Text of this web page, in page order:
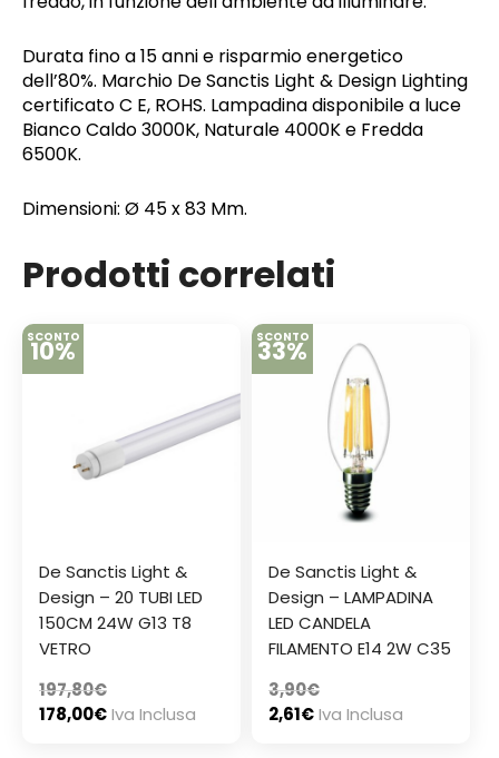
Durata fino a 15 anni e risparmio energetico
dell’80%. Marchio De Sanctis Light & Design Lighting
certificato C E, ROHS. Lampadina disponibile a luce
Bianco Caldo 3000K, Naturale 4000K e Fredda
6500K.
Dimensioni: Ø 45 x 83 Mm.
Prodotti correlati
SCONTO
10%
De Sanctis Light &
Design – 20 TUBI LED
150CM 24W G13 T8
VETRO
197,80€
178,00€Iva Inclusa
SCONTO
33%
De Sanctis Light &
Design – LAMPADINA
LED CANDELA
FILAMENTO E14 2W C35
3,90€
2,61€Iva Inclusa